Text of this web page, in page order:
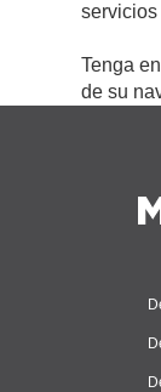
servicios
Tenga
de su